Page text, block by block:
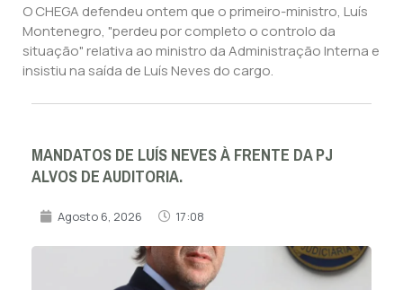
O CHEGA defendeu ontem que o primeiro-ministro, Luís
Montenegro, "perdeu por completo o controlo da
situação" relativa ao ministro da Administração Interna e
insistiu na saída de Luís Neves do cargo.
MANDATOS DE LUÍS NEVES À FRENTE DA PJ
ALVOS DE AUDITORIA.
Agosto 6, 2026 17:08